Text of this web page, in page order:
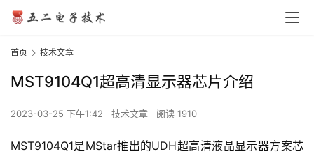
首页 技术文章
MST9104Q1超高清显示器芯片介绍
2023-03-25 下午1:42 技术文章 阅读 1910
MST9104Q1是MStar推出的UDH超高清液晶显示器方案芯